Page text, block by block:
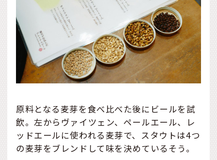
原料となる麦芽を食べ比べた後にビールを試
飲。左からヴァイツェン、ペールエール、レ
ッドエールに使われる麦芽で、スタウトは4つ
の麦芽をブレンドして味を決めているそう。